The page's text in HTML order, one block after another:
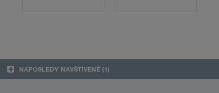
NAPOSLEDY NAVŠTÍVENÉ (1)